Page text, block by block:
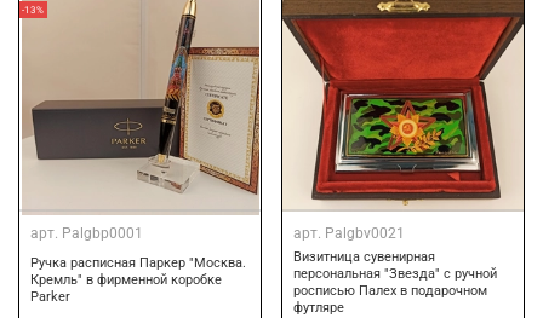
-13%
арт. Palgbp0001
Ручка расписная Паркер "Москва.
Кремль" в фирменной коробке
Parker
арт. Palgbv0021
Визитница сувенирная
персональная "Звезда" с ручной
росписью Палех в подарочном
футляре